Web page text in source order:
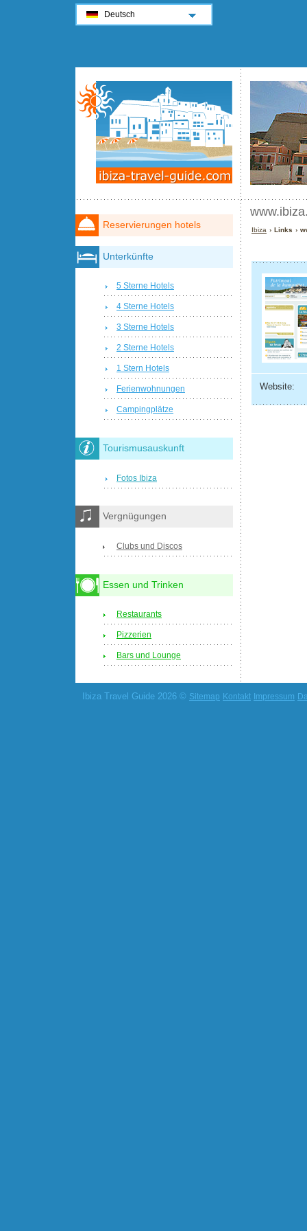
Ibiza › Links ›
Website:
Reservierungen hotels
Unterkünfte
5 Sterne Hotels
4 Sterne Hotels
3 Sterne Hotels
2 Sterne Hotels
1 Stern Hotels
Ferienwohnungen
Campingplätze
Tourismusauskunft
Fotos Ibiza
Vergnügungen
Clubs und Discos
Essen und Trinken
Restaurants
Pizzerien
Bars und Lounge
Ibiza Travel Guide 2026 © Sitemap Kontakt Impressum
Deutsch